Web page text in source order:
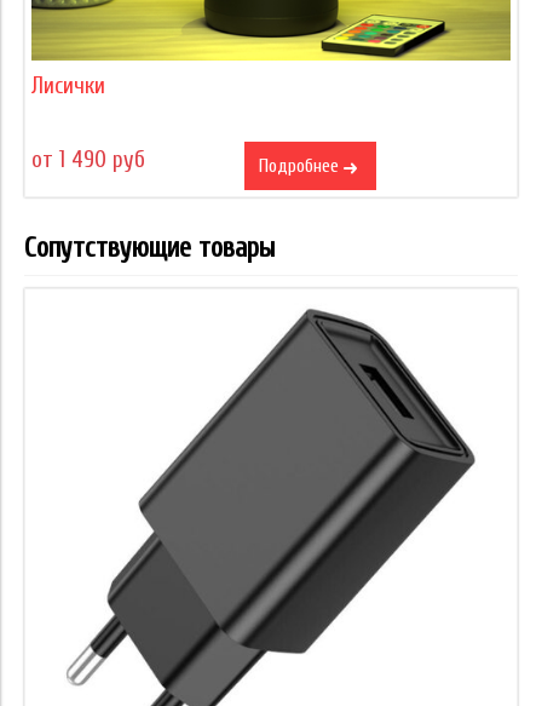
Лисички
от 1 490 руб Подробнее
Сопутствующие товары